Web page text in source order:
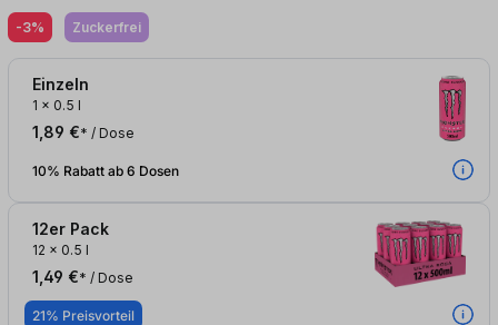
-3% zuckerfrei
Einzeln
1 x 0.5 l
1,89 €* / Dose
10% Rabatt ab 6 Dosen
12er Pack
12 x 0.5 l
1,49 €* / Dose
21% Preisvorteil